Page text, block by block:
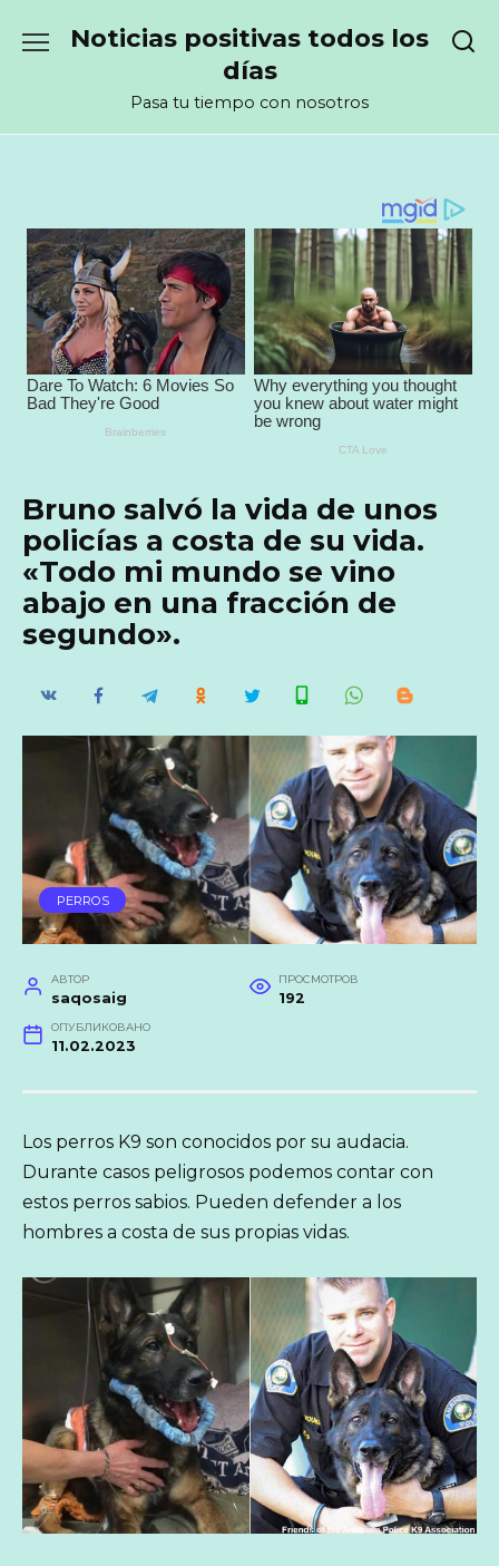
Noticias positivas todos los
días
Pasa tu tiempo con nosotros
Bruno salvó la vida de unos
policías a costa de su vida.
«Todo mi mundo se vino
abajo en una fracción de
segundo».
PERROS
АВТОР
saqosaig
ПРОСМОТРОВ
192
ОПУБЛИКОВАНО
11.02.2023
Los perros K9 son conocidos por su audacia.
Durante casos peligrosos podemos contar con
estos perros sabios. Pueden defender a los
hombres a costa de sus propias vidas.